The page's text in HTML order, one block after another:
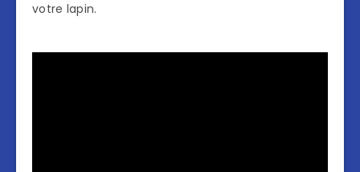
votre lapin.